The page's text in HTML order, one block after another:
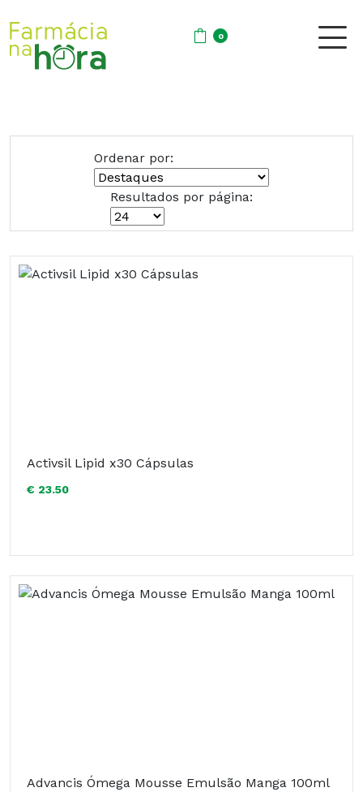
0
Ordenar por:
Resultados por página:
Activsil Lipid x30 Cápsulas
€ 23.50
Advancis Ómega Mousse Emulsão Manga 100ml